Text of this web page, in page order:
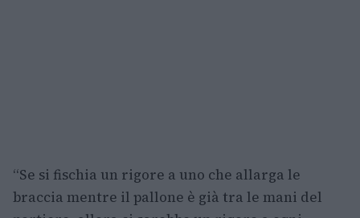
“Se si fischia un rigore a uno che allarga le
braccia mentre il pallone è già tra le mani del